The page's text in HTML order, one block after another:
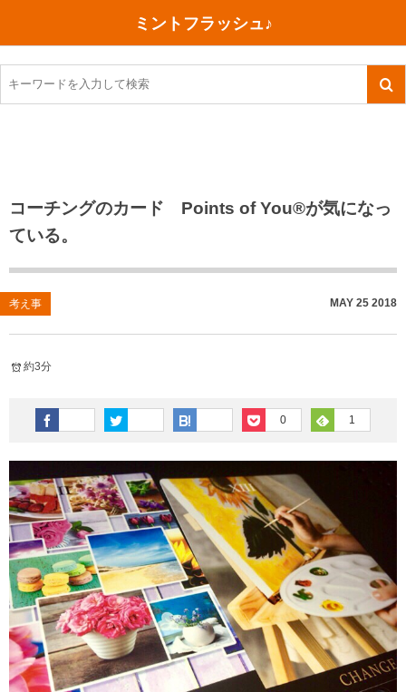
ミントフラッシュ♪
コーチングのカード Points of You®︎が気になっ
ている。
考え事 MAY 25 2018
約3分
0 1
TOEIC感想・結果
TOEIC800点への道
TOEIC（作戦・ノウハウなど）
TOEIC700点への道
英単語
その他英語関連
今日買った本
ご朱印帳めぐり
川越（埼玉県）
沖縄
神戸
行ってきたあれこれ
旅行関連あれこれ
ファスティング
コスメ
ダイエット
健康あれこれ
美容あれこれ
食べ物
今日の一枚
月、星、宇宙